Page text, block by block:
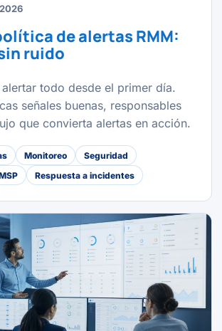
de alertas RMM:
ruido
todo desde el primer día.
señales buenas, responsables
que convierta alertas en acción.
Monitoreo
Seguridad
Respuesta a incidentes